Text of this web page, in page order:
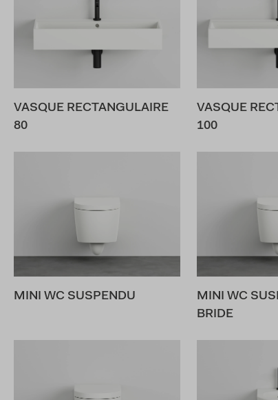
VASQUE RECTANGULAIRE
80
VASQUE
100
MINI WC SUSPENDU
MINI WC
BRIDE